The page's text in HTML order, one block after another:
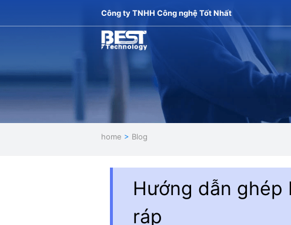
Công ty TNHH Công nghệ Tốt Nhất
home > Blog
Hướng dẫn ghép
ráp